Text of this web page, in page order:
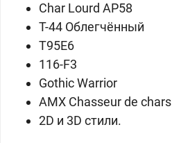
Char Lourd AP58
Т-44 Облегчённый
T95E6
116-F3
Gothic Warrior
AMX Chasseur de chars
2D и 3D стили.